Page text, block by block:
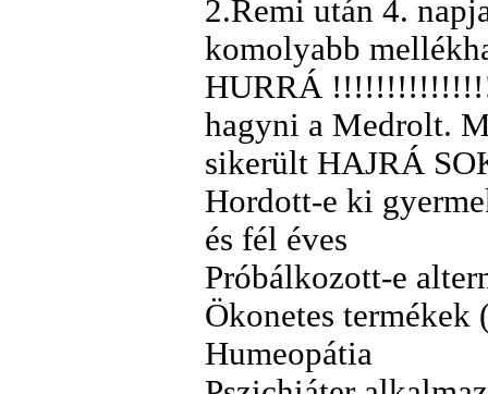
2.Remi után 4.
komolyabb
HURRÁ
hagyni a Medrolt.
sikerült HAJRÁ
Hordott-e ki
és fél éves
Próbálkozott-e
Ökonetes
Humeopátia